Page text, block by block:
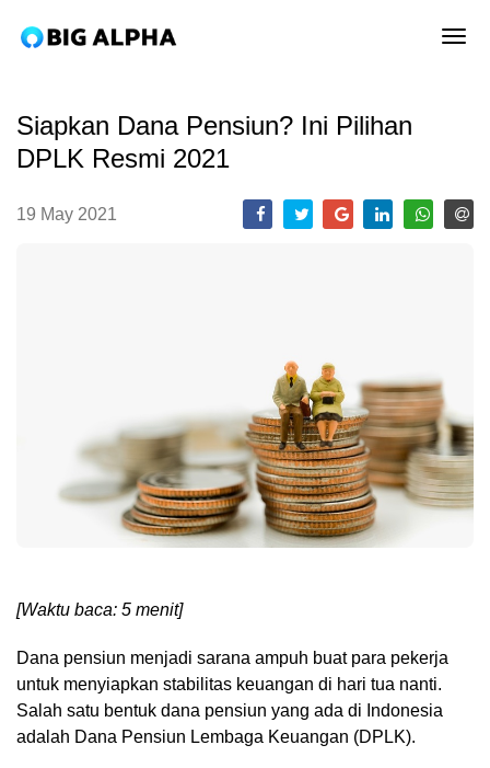
Siapkan Dana Pensiun? Ini Pilihan
DPLK Resmi 2021
19 May 2021
[Waktu baca: 5 menit]
Dana pensiun menjadi sarana ampuh buat para pekerja
untuk menyiapkan stabilitas keuangan di hari tua nanti.
Salah satu bentuk dana pensiun yang ada di Indonesia
adalah Dana Pensiun Lembaga Keuangan (DPLK).